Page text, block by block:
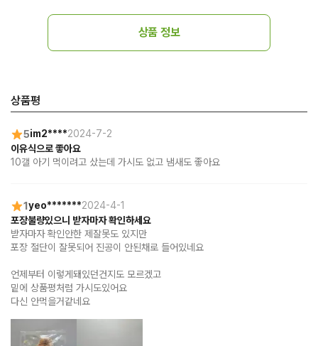
상품 정보
상품평
5im2****2024-7-2
이유식으로 좋아요
10갤 아기 먹이려고 샀는데 가시도 없고 냄새도 좋아요
1yeo*******2024-4-1
포장불량있으니 받자마자 확인하세요
받자마자 확인안한 제잘못도 있지만
포장 절단이 잘못되어 진공이 안된채로 들어있네요
언제부터 이렇게돼있던건지도 모르겠고
밑에 상품평처럼 가시도있어요
다신 안먹을거같네요